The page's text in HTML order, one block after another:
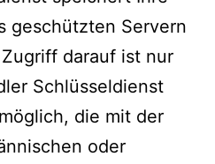
geschützten Servern
darauf ist nur
Schlüsseldienst
die mit der
oder